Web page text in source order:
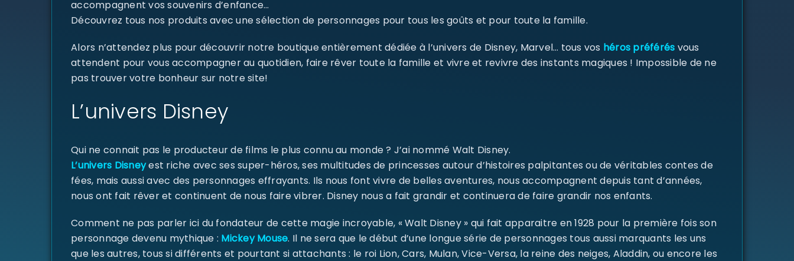
accompagnent vos souvenirs d’enfance…
Découvrez tous nos produits avec une sélection de personnages pour tous les goûts et pour toute la famille.
Alors n’attendez plus pour découvrir notre boutique entièrement dédiée à l’univers de Disney, Marvel… tous vos héros préférés vous
attendent pour vous accompagner au quotidien, faire rêver toute la famille et vivre et revivre des instants magiques ! Impossible de ne
pas trouver votre bonheur sur notre site!
L’univers Disney
Qui ne connait pas le producteur de films le plus connu au monde ? J’ai nommé Walt Disney.
L’univers Disneyest riche avec ses super-héros, ses multitudes de princesses autour d’histoires palpitantes ou de véritables contes de
fées, mais aussi avec des personnages effrayants. Ils nous font vivre de belles aventures, nous accompagnent depuis tant d’années,
nous ont fait rêver et continuent de nous faire vibrer. Disney nous a fait grandir et continuera de faire grandir nos enfants.
Comment ne pas parler ici du fondateur de cette magie incroyable, « Walt Disney » qui fait apparaitre en 1928 pour la première fois son
personnage devenu mythique : Mickey Mouse. Il ne sera que le début d’une longue série de personnages tous aussi marquants les uns
que les autres, tous si différents et pourtant si attachants : le roi Lion, Cars, Mulan, Vice-Versa, la reine des neiges, Aladdin, ou encore les